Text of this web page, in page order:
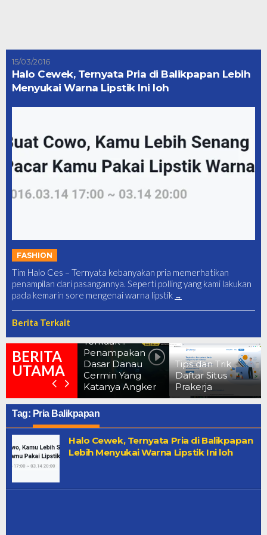
15/03/2016
Halo Cewek, Ternyata Pria di Balikpapan Lebih
Menyukai Warna Lipstik Ini loh
FASHION
Tim Halo Ces – Ternyata kebanyakan pria memerhatikan
penampilan dari pasangannya. Seperti polling yang kami lakukan
pada kemarin sore mengenai warna lipstik
Berita Terkait
BERITA
UTAMA
Terkuak !!
Penampakan
Dasar Danau
Cermin Yang
Katanya Angker
Tips dan Trik
Daftar Situs
Prakerja
Tag: Pria Balikpapan
Halo Cewek, Ternyata Pria di Balikpapan
Lebih Menyukai Warna Lipstik Ini loh